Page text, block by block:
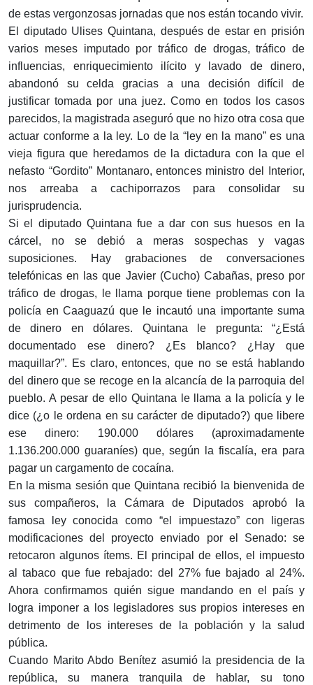
de estas vergonzosas jornadas que nos están tocando vivir.
El diputado Ulises Quintana, después de estar en prisión
varios meses imputado por tráfico de drogas, tráfico de
influencias, enriquecimiento ilícito y lavado de dinero,
abandonó su celda gracias a una decisión difícil de
justificar tomada por una juez. Como en todos los casos
parecidos, la magistrada aseguró que no hizo otra cosa que
actuar conforme a la ley. Lo de la “ley en la mano” es una
vieja figura que heredamos de la dictadura con la que el
nefasto “Gordito” Montanaro, entonces ministro del Interior,
nos arreaba a cachiporrazos para consolidar su
jurisprudencia.
Si el diputado Quintana fue a dar con sus huesos en la
cárcel, no se debió a meras sospechas y vagas
suposiciones. Hay grabaciones de conversaciones
telefónicas en las que Javier (Cucho) Cabañas, preso por
tráfico de drogas, le llama porque tiene problemas con la
policía en Caaguazú que le incautó una importante suma
de dinero en dólares. Quintana le pregunta: “¿Está
documentado ese dinero? ¿Es blanco? ¿Hay que
maquillar?”. Es claro, entonces, que no se está hablando
del dinero que se recoge en la alcancía de la parroquia del
pueblo. A pesar de ello Quintana le llama a la policía y le
dice (¿o le ordena en su carácter de diputado?) que libere
ese dinero: 190.000 dólares (aproximadamente
1.136.200.000 guaraníes) que, según la fiscalía, era para
pagar un cargamento de cocaína.
En la misma sesión que Quintana recibió la bienvenida de
sus compañeros, la Cámara de Diputados aprobó la
famosa ley conocida como “el impuestazo” con ligeras
modificaciones del proyecto enviado por el Senado: se
retocaron algunos ítems. El principal de ellos, el impuesto
al tabaco que fue rebajado: del 27% fue bajado al 24%.
Ahora confirmamos quién sigue mandando en el país y
logra imponer a los legisladores sus propios intereses en
detrimento de los intereses de la población y la salud
pública.
Cuando Marito Abdo Benítez asumió la presidencia de la
república, su manera tranquila de hablar, su tono